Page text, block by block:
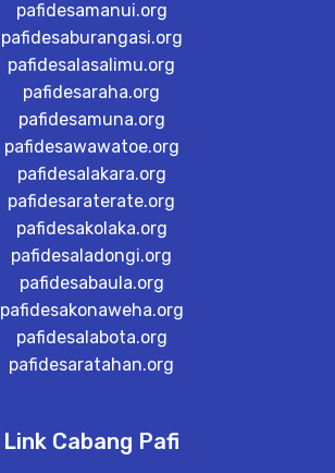
pafidesamanui.org
pafidesaburangasi.org
pafidesalasalimu.org
pafidesaraha.org
pafidesamuna.org
pafidesawawatoe.org
pafidesalakara.org
pafidesaraterate.org
pafidesakolaka.org
pafidesaladongi.org
pafidesabaula.org
pafidesakonaweha.org
pafidesalabota.org
pafidesaratahan.org
Link Cabang Pafi